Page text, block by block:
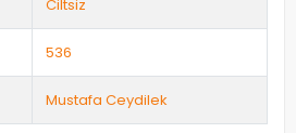
Ciltsiz
536
Mustafa Ceydilek